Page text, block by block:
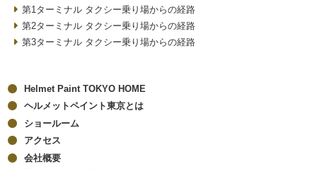
第1ターミナル タクシー乗り場からの経路
第2ターミナル タクシー乗り場からの経路
第3ターミナル タクシー乗り場からの経路
Helmet Paint TOKYO HOME
ヘルメットペイント東京とは
ショールーム
アクセス
会社概要